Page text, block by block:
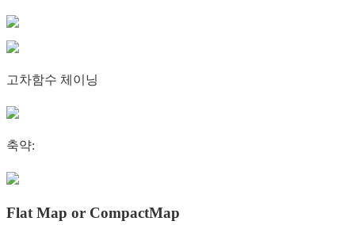
고차함수 체이닝
축약:
Flat Map or CompactMap